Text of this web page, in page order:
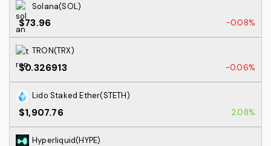
Solana(SOL)
$73.96 -0.08%
TRON(TRX)
$0.326913 -0.06%
Lido Staked Ether(STETH)
$1,907.76 2.08%
Hyperliquid(HYPE)